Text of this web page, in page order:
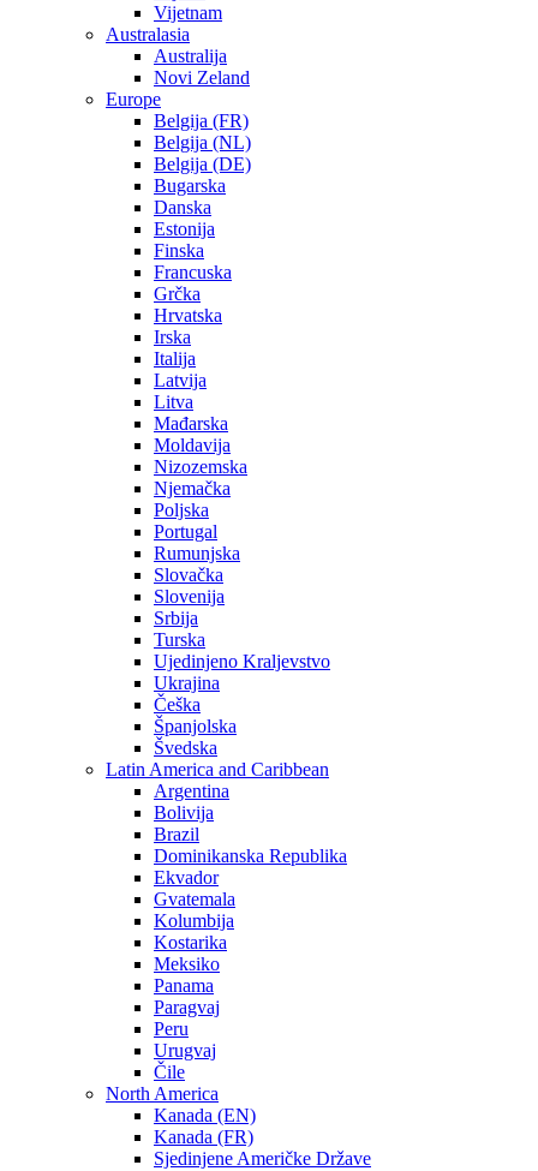
Vijetnam
Australasia
Australija
Novi Zeland
Europe
Belgija (FR)
Belgija (NL)
Belgija (DE)
Bugarska
Danska
Estonija
Finska
Francuska
Grčka
Hrvatska
Irska
Italija
Latvija
Litva
Mađarska
Moldavija
Nizozemska
Njemačka
Poljska
Portugal
Rumunjska
Slovačka
Slovenija
Srbija
Turska
Ujedinjeno Kraljevstvo
Ukrajina
Češka
Španjolska
Švedska
Latin America and Caribbean
Argentina
Bolivija
Brazil
Dominikanska Republika
Ekvador
Gvatemala
Kolumbija
Kostarika
Meksiko
Panama
Paragvaj
Peru
Urugvaj
Čile
North America
Kanada (EN)
Kanada (FR)
Sjedinjene Američke Države